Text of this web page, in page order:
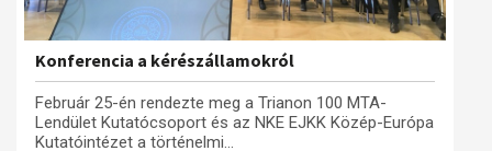
Konferencia a kérészállamokról
Február 25-én rendezte meg a Trianon 100 MTA-
Lendület Kutatócsoport és az NKE EJKK Közép-Európa
Kutatóintézet a történelmi...